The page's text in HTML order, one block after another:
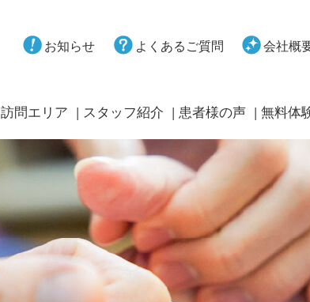
お知らせ よくあるご質問 会社概
訪問エリア スタッフ紹介 患者様の声 無料体